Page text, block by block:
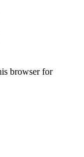
browser for